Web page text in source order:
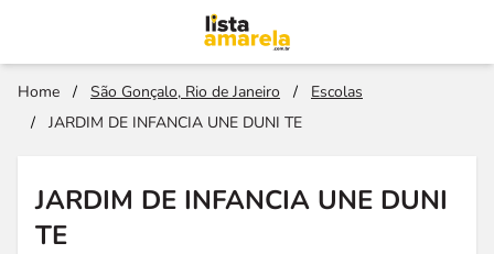
Home / São Gonçalo, Rio de Janeiro /
Escolas
/
JARDIM DE INFANCIA UNE DUNI TE
JARDIM DE INFANCIA UNE DUNI
TE